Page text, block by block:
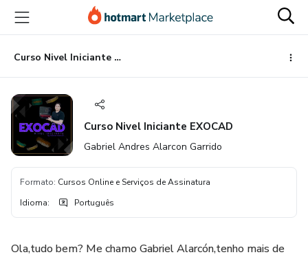
para
conteúdo
principal
para
pagamento
para
rodapé
Curso Nivel Iniciante EXOCAD
Curso Nivel Iniciante EXOCAD
Gabriel Andres Alarcon Garrido
Formato: Cursos Online e Serviços de Assinatura
Idioma: Português
Ola,tudo bem? Me chamo Gabriel Alarcón,tenho mais de